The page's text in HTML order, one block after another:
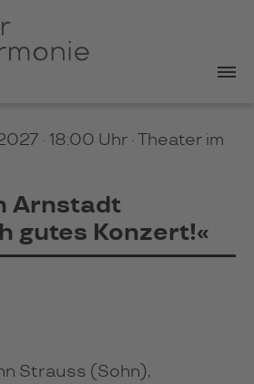
· 18:00 Uhr · Theater im
Arnstadt
gutes Konzert!«
Strauss (Sohn),